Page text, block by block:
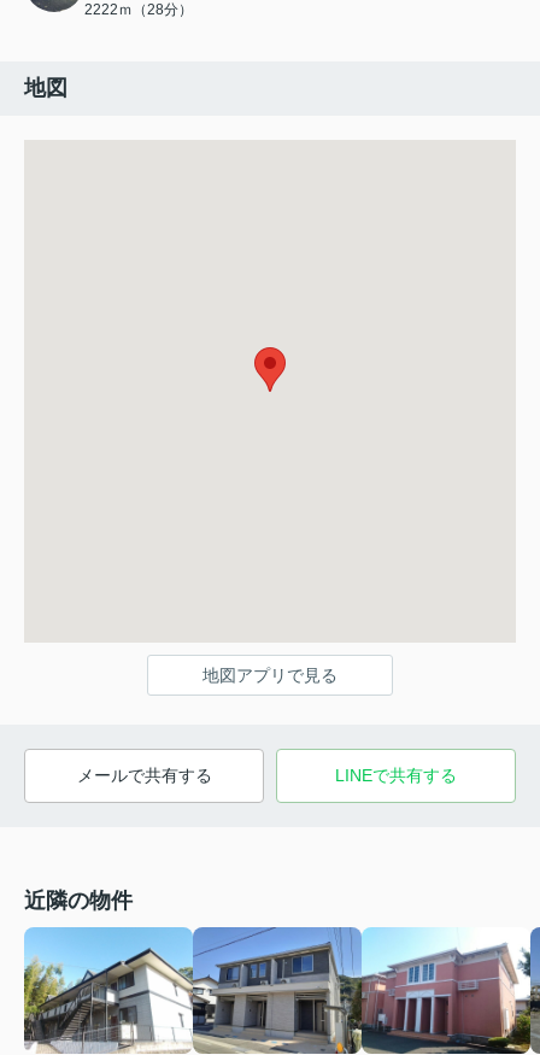
2222ｍ（28分）
地図
地図アプリで見る
メールで共有する LINEで共有する
近隣の物件